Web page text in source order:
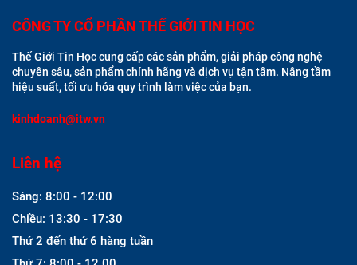
CÔNG TY CỔ PHẦN THẾ GIỚI TIN HỌC
Thế Giới Tin Học cung cấp các sản phẩm, giải pháp công nghệ
chuyên sâu, sản phẩm chính hãng và dịch vụ tận tâm. Nâng tầm
hiệu suất, tối ưu hóa quy trình làm việc của bạn.
kinhdoanh@itw.vn
Liên hệ
Sáng: 8:00 - 12:00
Chiều: 13:30 - 17:30
Thứ 2 đến thứ 6 hàng tuần